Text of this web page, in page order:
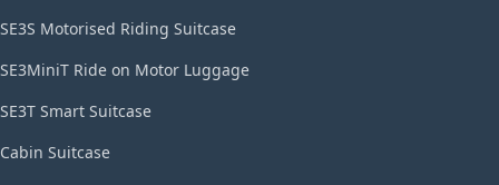
SE3S Motorised Riding Suitcase
SE3MiniT Ride on Motor Luggage
SE3T Smart Suitcase
Cabin Suitcase